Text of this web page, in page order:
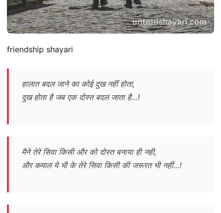
friendship shayari
हालात बदल जाने का कोई दुख नहीं होता,
दुख होता है जब एक दोस्त बदल जाता है…!
मैने तेरे सिवा किसी और को दोस्त बनाया ही नही,
और कमाल ये भी के तेरे सिवा किसी की जरूरत भी नहीं…!